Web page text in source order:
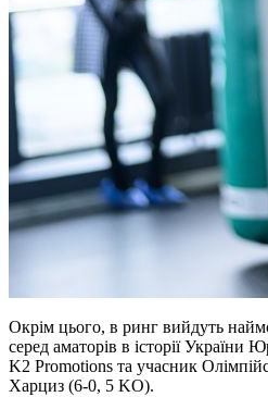
Окрім цього, в ринг вийдуть
серед аматорів в історії України
K2 Promotions та учасник
Харциз (6-0, 5 KO).